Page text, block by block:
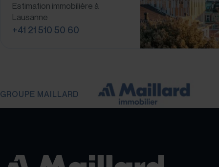
Estimation immobilière à
Lausanne
+41 21 510 50 60
GROUPE MAILLARD